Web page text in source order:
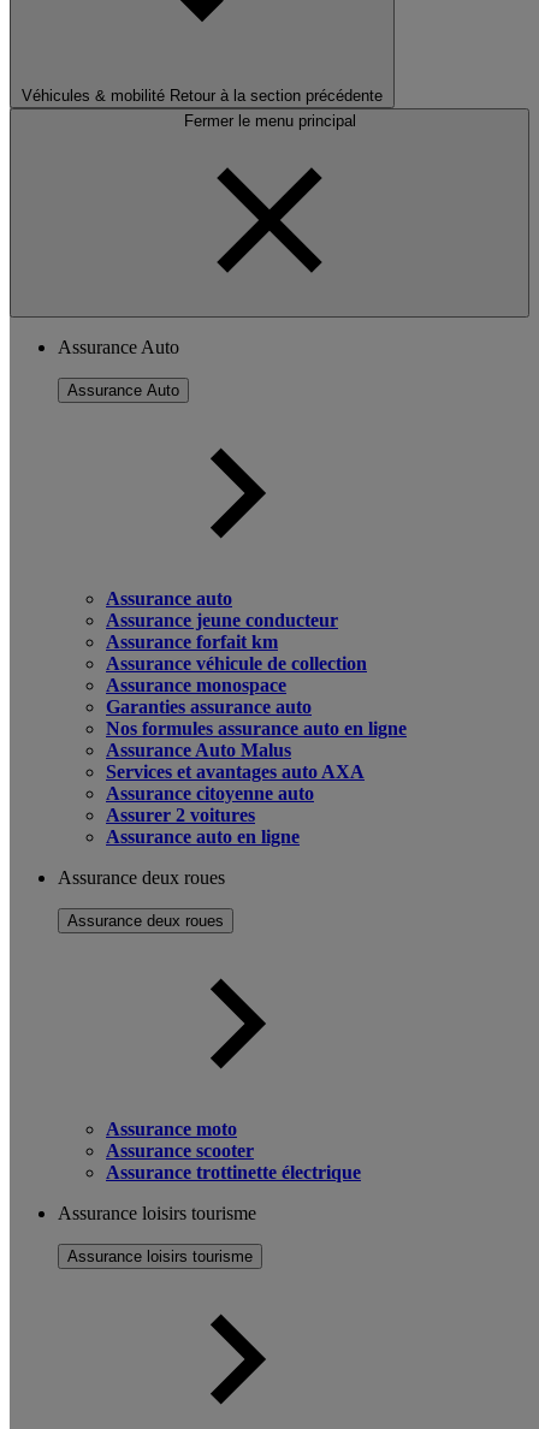
Véhicules & mobilité Retour à la section précédente
Fermer le menu principal
Assurance Auto
Assurance Auto
Assurance auto
Assurance jeune conducteur
Assurance forfait km
Assurance véhicule de collection
Assurance monospace
Garanties assurance auto
Nos formules assurance auto en ligne
Assurance Auto Malus
Services et avantages auto AXA
Assurance citoyenne auto
Assurer 2 voitures
Assurance auto en ligne
Assurance deux roues
Assurance deux roues
Assurance moto
Assurance scooter
Assurance trottinette électrique
Assurance loisirs tourisme
Assurance loisirs tourisme